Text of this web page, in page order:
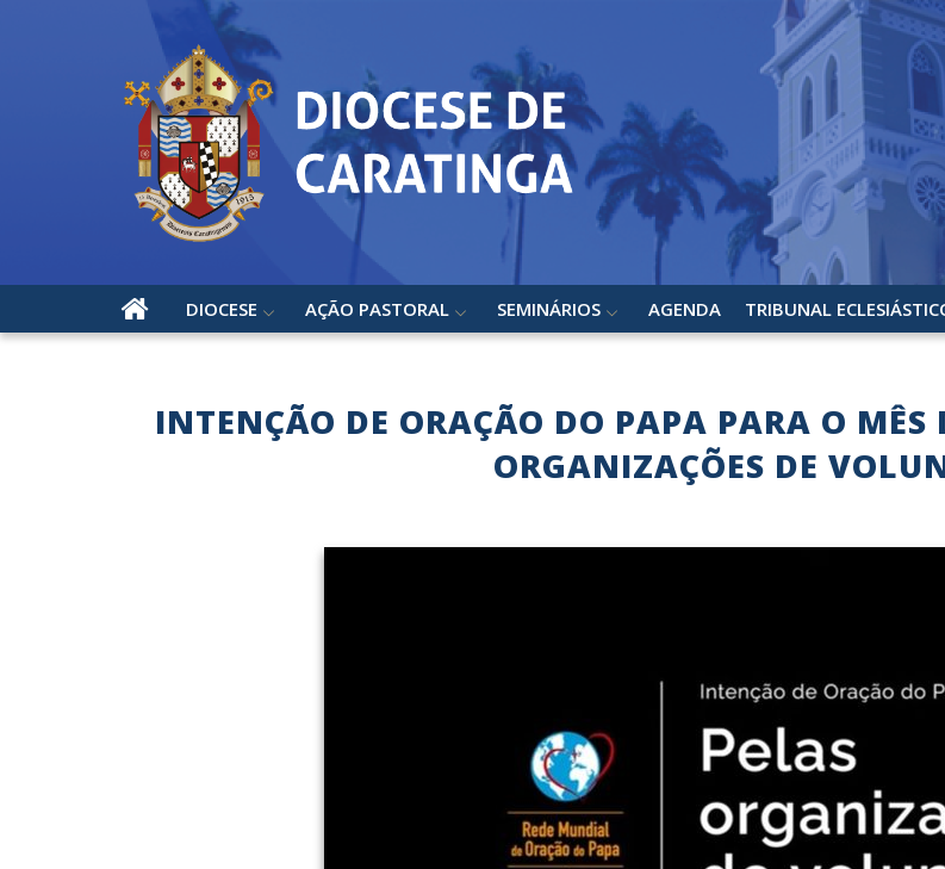
DIOCESE AÇÃO PASTORAL SEMINÁRIOS AGENDA TRIBUNAL
INTENÇÃO DE ORAÇÃO DO PAPA PARA O MÊS
ORGANIZAÇÕES DE